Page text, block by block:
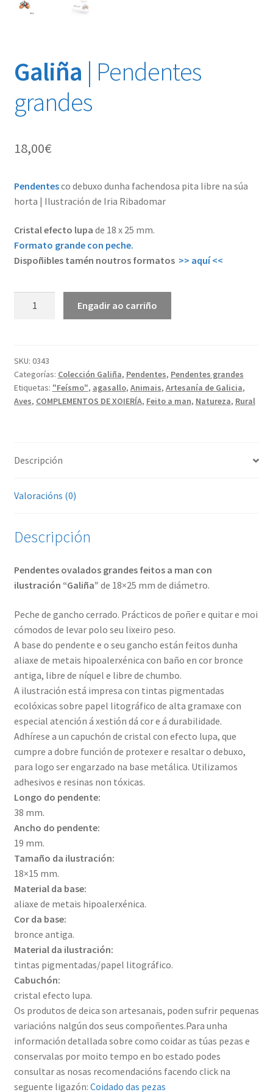
Galiña | Pendentes
grandes
18,00€
Pendentesco debuxo dunha fachendosa pita libre na súa
horta | Ilustración de Iria Ribadomar
Cristal efecto lupa de 18 x 25 mm.
Formato grande con peche.
Dispoñibles tamén noutros formatos >> aquí <<
cantidade
Engadir ao carriño
SKU: 0343
Categorías: Colección Galiña, Pendentes, Pendentes grandes
Etiquetas: "Feísmo", agasallo, Animais, Artesanía de Galicia,
Aves, COMPLEMENTOS DE XOIERÍA, Feito a man, Natureza, Rural
Descripción
Valoracións (0)
Descripción
Pendentes ovalados grandes feitos a man con
ilustración “Galiña” de 18×25 mm de diámetro.
Peche de gancho cerrado. Prácticos de poñer e quitar e moi
cómodos de levar polo seu lixeiro peso.
A base do pendente e o seu gancho están feitos dunha
aliaxe de metais hipoalerxénica con baño en cor bronce
antiga, libre de níquel e libre de chumbo.
A ilustración está impresa con tintas pigmentadas
ecolóxicas sobre papel litográfico de alta gramaxe con
especial atención á xestión dá cor e á durabilidade.
Adhírese a un capuchón de cristal con efecto lupa, que
cumpre a dobre función de protexer e resaltar o debuxo,
para logo ser engarzado na base metálica. Utilizamos
adhesivos e resinas non tóxicas.
Longo do pendente:
38 mm.
Ancho do pendente:
19 mm.
Tamaño da ilustración:
18×15 mm.
Material da base:
aliaxe de metais hipoalerxénica.
Cor da base:
bronce antiga.
Material da ilustración:
tintas pigmentadas/papel litográfico.
Cabuchón:
cristal efecto lupa.
Os produtos de deica son artesanais, poden sufrir pequenas
variacións nalgún dos seus compoñentes.Para unha
información detallada sobre como coidar as túas pezas e
conservalas por moito tempo en bo estado podes
consultar as nosas recomendacións facendo click na
seguente ligazón: Coidado das pezas